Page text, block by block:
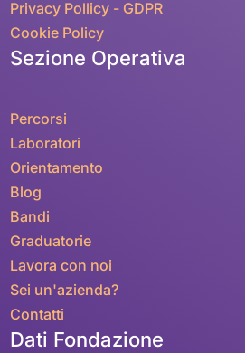
Privacy Pollicy - GDPR
Cookie Policy
Sezione Operativa
Percorsi
Laboratori
Orientamento
Blog
Bandi
Graduatorie
Lavora con noi
Sei un'azienda?
Contatti
Dati Fondazione